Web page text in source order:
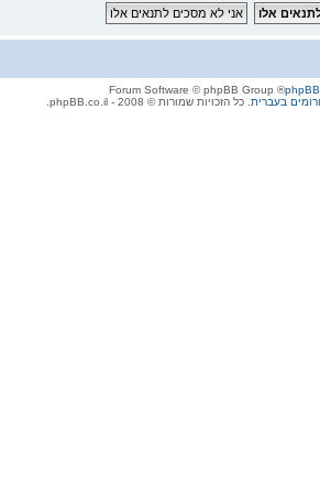
phpBB
® Forum Software © phpBB Group
. כל הזכויות שמורות © 2008 - phpBB.co.il.